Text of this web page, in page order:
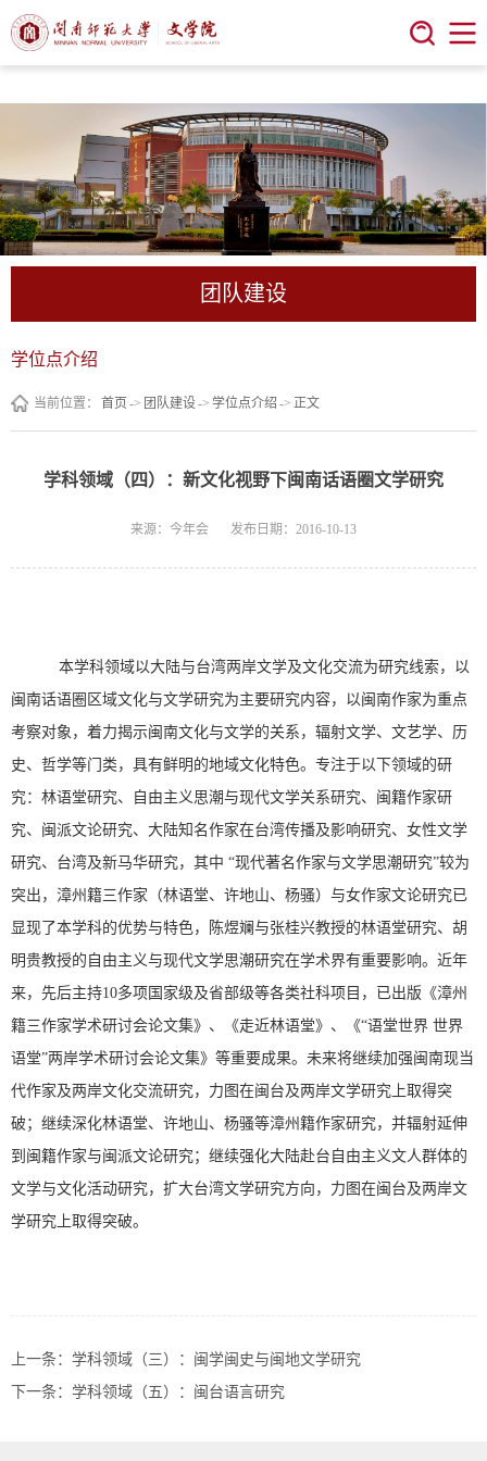
今年会 | 官方网站
团队建设
学位点介绍
当前位置： 首页 -> 团队建设-> 学位点介绍 -> 正文
学科领域（四）：新文化视野下闽南话语圈文学研究
来源：今年会 发布日期：2016-10-13
本学科领域以大陆与台湾两岸文学及文化交流为研究线索，以
闽南话语圈区域文化与文学研究为主要研究内容，以闽南作家为重点
考察对象，着力揭示闽南文化与文学的关系，辐射文学、文艺学、历
史、哲学等门类，具有鲜明的地域文化特色。专注于以下领域的研
究：林语堂研究、自由主义思潮与现代文学关系研究、闽籍作家研
究、闽派文论研究、大陆知名作家在台湾传播及影响研究、女性文学
研究、台湾及新马华研究，其中 “现代著名作家与文学思潮研究”较为
突出，漳州籍三作家（林语堂、许地山、杨骚）与女作家文论研究已
显现了本学科的优势与特色，陈煜斓与张桂兴教授的林语堂研究、胡
明贵教授的自由主义与现代文学思潮研究在学术界有重要影响。近年
来，先后主持10多项国家级及省部级等各类社科项目，已出版《漳州
籍三作家学术研讨会论文集》、《走近林语堂》、《“语堂世界 世界
语堂”两岸学术研讨会论文集》等重要成果。未来将继续加强闽南现当
代作家及两岸文化交流研究，力图在闽台及两岸文学研究上取得突
破；继续深化林语堂、许地山、杨骚等漳州籍作家研究，并辐射延伸
到闽籍作家与闽派文论研究；继续强化大陆赴台自由主义文人群体的
文学与文化活动研究，扩大台湾文学研究方向，力图在闽台及两岸文
学研究上取得突破。
上一条： 学科领域（三）：闽学闽史与闽地文学研究
下一条： 学科领域（五）：闽台语言研究